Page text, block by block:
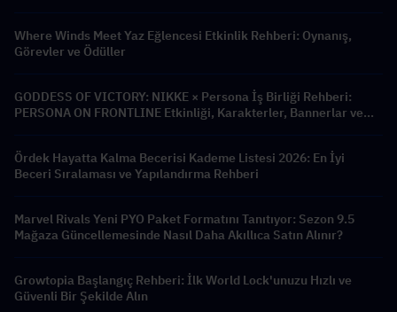
Where Winds Meet Yaz Eğlencesi Etkinlik Rehberi: Oynanış,
Görevler ve Ödüller
GODDESS OF VICTORY: NIKKE × Persona İş Birliği Rehberi:
PERSONA ON FRONTLINE Etkinliği, Karakterler, Bannerlar ve
Ördek Hayatta Kalma Becerisi Kademe Listesi 2026: En İyi
Beceri Sıralaması ve Yapılandırma Rehberi
Marvel Rivals Yeni PYO Paket Formatını Tanıtıyor: Sezon 9.5
Mağaza Güncellemesinde Nasıl Daha Akıllıca Satın Alınır?
Growtopia Başlangıç Rehberi: İlk World Lock'unuzu Hızlı ve
Güvenli Bir Şekilde Alın